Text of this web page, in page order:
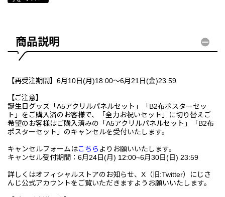
商品説明
【再受注期間】6月10日(月)18:00～6月21日(金)23:59
【ご注意】
誕生日グッズ「A5アクリルパネルセット」「B2布ポスターセッ
ト」をご購入済のお客様で、「全力お祝いセット」に切り替えご
希望のお客様はご購入済みの「A5アクリルパネルセット」「B2布
ポスターセット」のキャンセルを受付いたします。
キャンセルフォームはこちら よりお願いいたします。
キャンセル受付期間：6月24日(月) 12:00~6月30日(日) 23:59
詳しくはオフィシャルストアのお知らせ、X（旧:Twitter）にじさ
んじ公式アカウントをご覧いただきますようお願いいたします。